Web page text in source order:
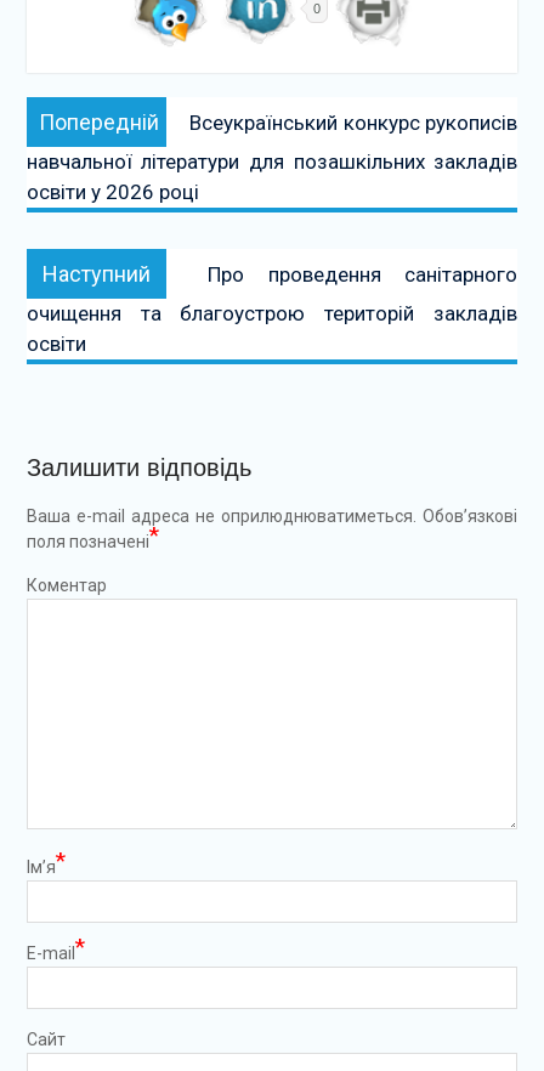
0
Навігація
записів
Попередній Попередній:
Всеукраїнський конкурс рукописів
навчальної літератури для позашкільних закладів
освіти у 2026 році
Наступний Наступний:
Про проведення санітарного
очищення та благоустрою територій закладів
освіти
Залишити відповідь
Ваша e-mail адреса не оприлюднюватиметься. Обов’язкові
поля позначені*
Коментар
Ім’я*
E-mail *
Сайт